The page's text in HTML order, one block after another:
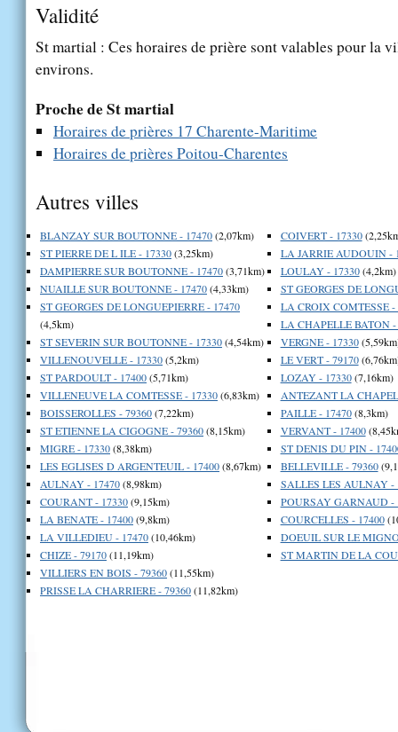
Validité
St martial : Ces horaires de prière sont valables pour la
environs.
Proche de St martial
Horaires de prières 17 Charente-Maritime
Horaires de prières Poitou-Charentes
Autres villes
BLANZAY SUR BOUTONNE - 17470(2,07km)
ST PIERRE DE L ILE - 17330(3,25km)
DAMPIERRE SUR BOUTONNE - 17470(3,71km)
NUAILLE SUR BOUTONNE - 17470(4,33km)
ST GEORGES DE LONGUEPIERRE - 17470
(4,5km)
ST SEVERIN SUR BOUTONNE - 17330(4,54km)
VILLENOUVELLE - 17330(5,2km)
ST PARDOULT - 17400(5,71km)
VILLENEUVE LA COMTESSE - 17330(6,83km)
BOISSEROLLES - 79360(7,22km)
ST ETIENNE LA CIGOGNE - 79360(8,15km)
MIGRE - 17330(8,38km)
LES EGLISES D ARGENTEUIL - 17400(8,67km)
AULNAY - 17470(8,98km)
COURANT - 17330(9,15km)
LA BENATE - 17400(9,8km)
LA VILLEDIEU - 17470(10,46km)
CHIZE - 79170(11,19km)
VILLIERS EN BOIS - 79360(11,55km)
PRISSE LA CHARRIERE - 79360(11,82km)
COIVERT - 17330
LA JARRIE AUDOUIN -
LOULAY - 17330(4,2km)
ST GEORGES DE
LA CROIX COMTESSE -
LA CHAPELLE BATON -
VERGNE - 17330
LE VERT - 79170
LOZAY - 17330(7,16km)
ANTEZANT LA
PAILLE - 17470(8,3km)
VERVANT - 17400
ST DENIS DU PIN -
BELLEVILLE - 79360
SALLES LES AULNAY -
POURSAY GARNAUD -
COURCELLES - 17400
DOEUIL SUR LE
ST MARTIN DE LA